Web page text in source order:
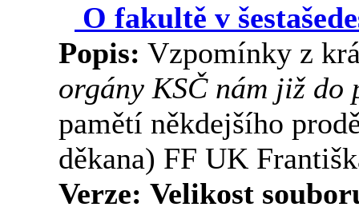
O fakultě v
Popis: Vzpomínky z
orgány KSČ nám již do
pamětí někdejšího
děkana) FF UK
Verze: Velikost